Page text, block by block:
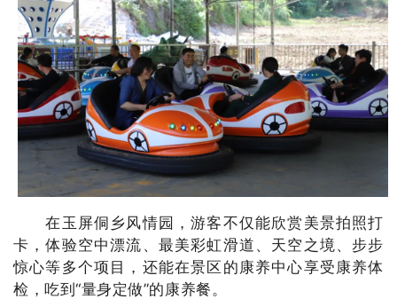
在玉屏侗乡风情园，游客不仅能欣赏美景拍照打
卡，体验空中漂流、最美彩虹滑道、天空之境、步步
惊心等多个项目，还能在景区的康养中心享受康养体
检，吃到“量身定做”的康养餐。